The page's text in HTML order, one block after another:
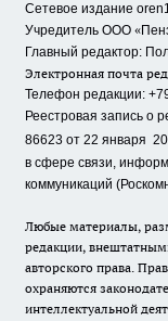
Сетевое издание
Учредитель ООО «
Главный редактор:
Электронная почта
Телефон редакции:
Реестровая запись о
86623 от 22 января
в сфере связи,
коммуникаций
Любые материалы,
редакции,
авторского права.
охраняются
интеллектуальной